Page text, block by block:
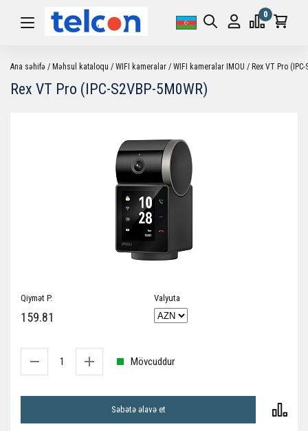
0
Ana səhifə Məhsul kataloqu WIFI kameralar WIFI kameralar IMOU Rex VT Pro
Rex VT Pro (IPC-S2VBP-5M0WR)
Qiymət P.
159.81
Valyuta
Mövcuddur
Səbətə əlavə et